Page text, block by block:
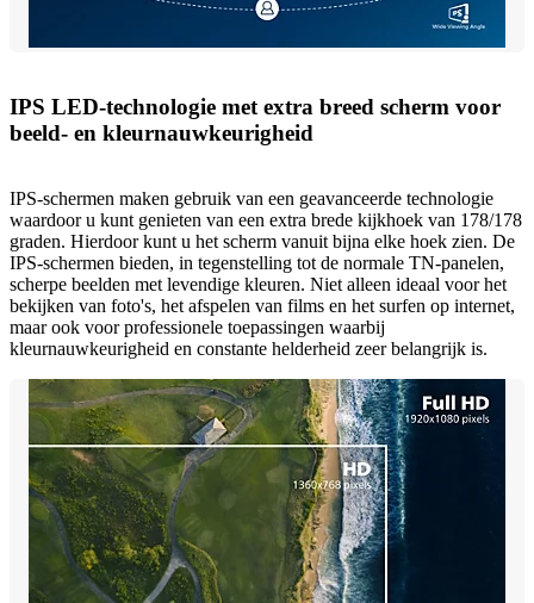
IPS LED-technologie met extra breed scherm voor
beeld- en kleurnauwkeurigheid
IPS-schermen maken gebruik van een geavanceerde technologie
waardoor u kunt genieten van een extra brede kijkhoek van 178/178
graden. Hierdoor kunt u het scherm vanuit bijna elke hoek zien. De
IPS-schermen bieden, in tegenstelling tot de normale TN-panelen,
scherpe beelden met levendige kleuren. Niet alleen ideaal voor het
bekijken van foto's, het afspelen van films en het surfen op internet,
maar ook voor professionele toepassingen waarbij
kleurnauwkeurigheid en constante helderheid zeer belangrijk is.